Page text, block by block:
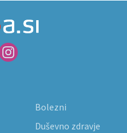
Bolezni
Duševno zdravje